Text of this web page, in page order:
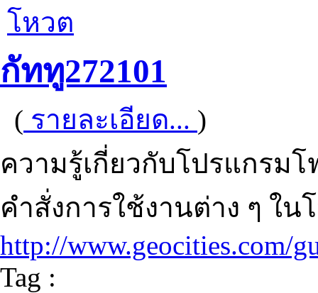
โหวต
กัททู272101
( รายละเอียด... )
ความรู้เกี่ยวกับโปรแกรมโ
คำสั่งการใช้งานต่าง ๆ ใ
http://www.geocities.com/
Tag :